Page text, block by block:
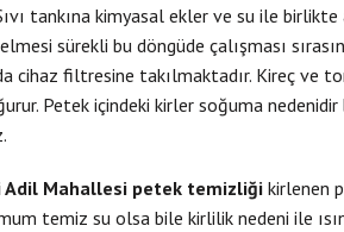
tankına kimyasal ekler ve su ile
sürekli bu döngüde çalışması
cihaz filtresine takılmaktadır. Kireç ve
Petek içindeki kirler soğuma
Adil Mahallesi petek temizliği kirlenen
temiz su olsa bile kirlilik nedeni ile